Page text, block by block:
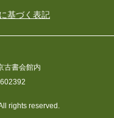
基づく表記
古書会館内
rights reserved.